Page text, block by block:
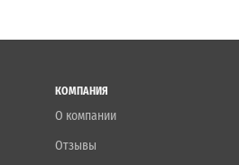
КОМПАНИЯ
О компании
Отзывы